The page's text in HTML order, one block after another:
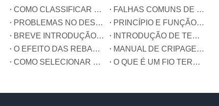
COMO CLASSIFICAR BLOCOS TERMINAIS
FALHAS COMUNS DE TERMINAIS
PROBLEMAS NO DESENVOLVIMENTO DA INDÚSTRIA DE TERMINAIS NA CHINA
PRINCÍPIO E FUNÇÃO DOS TRÊS FIOS CONECTADOS AO CONECTOR DE COMPENSAÇÃO DE POTÊNCIA REATIVA
BREVE INTRODUÇÃO DE TERMINAIS DE TRILHO GUIA
INTRODUÇÃO DE TERMINAIS DE MOLA
O EFEITO DAS REBARAS NOS TERMINAIS
MANUAL DE CRIPAGEM DE TERMINAIS
COMO SELECIONAR O TIPO DE TERMINAL?
O QUE É UM FIO TERRA?